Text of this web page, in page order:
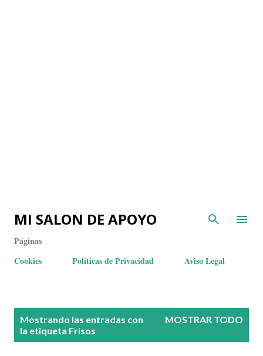
MI SALON DE APOYO
Páginas
Cookies
Políticas de Privacidad Aviso Legal
Mostrando las entradas con
la etiqueta Frisos
MOSTRAR TODO